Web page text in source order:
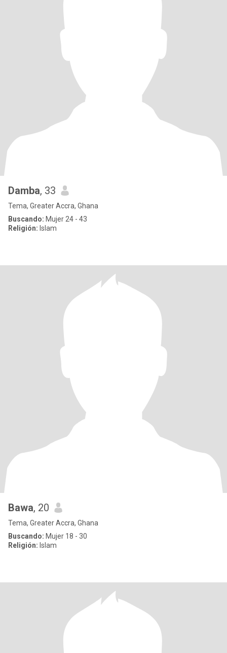
Damba, 33
Tema, Greater Accra, Ghana
Buscando: Mujer 24 - 43
Religión: Islam
Bawa, 20
Tema, Greater Accra, Ghana
Buscando: Mujer 18 - 30
Religión: Islam